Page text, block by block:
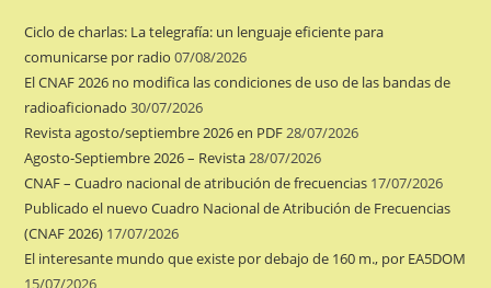
Ciclo de charlas: La telegrafía: un lenguaje eficiente para
comunicarse por radio 07/08/2026
El CNAF 2026 no modifica las condiciones de uso de las bandas de
radioaficionado 30/07/2026
Revista agosto/septiembre 2026 en PDF28/07/2026
Agosto-Septiembre 2026 – Revista28/07/2026
CNAF – Cuadro nacional de atribución de frecuencias 17/07/2026
Publicado el nuevo Cuadro Nacional de Atribución de Frecuencias
(CNAF 2026) 17/07/2026
El interesante mundo que existe por debajo de 160 m., por EA5DOM
15/07/2026